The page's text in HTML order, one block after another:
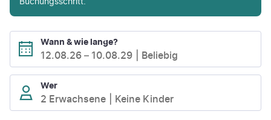
Wann & wie lange?
12.08.26 – 10.08.29 Beliebig
Wer
2 Erwachsene Keine Kinder